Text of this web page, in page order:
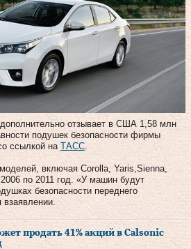
отзывает в США 1,58 млн
подушек безопасности фирмы
ссылкой на ТАСС
включая Corolla, Yaris,Sienna,
по 2011 год. «У машин будут
безопасности переднего
продать 41% акций в Calsonic